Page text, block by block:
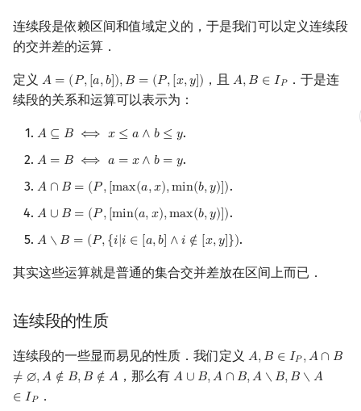
Min_25 筛
Meissel–Lehmer 算法
连分数
Stern–Brocot 树与 Farey
Pell 方程
Prüfer 序列
矩阵树定理
最大团搜索算法
图上随机游走
连续段是依赖区间和值域定义的，于是我们可以定义连续段
的交并差的运算．
定义 𝐴 = (𝑃,[𝑎,𝑏]),𝐵 = (𝑃,[𝑥,𝑦])
A= (P [a,b ]),B=(P,[x,y ) ，且 𝐴,𝐵 ∈ 𝐼𝑃
A,B∈ IP
．于是连
续段的关系和运算可以表示为：
𝐴 ⊆ 𝐵 ⟺ 𝑥 ≤ 𝑎 ∧ 𝑏 ≤ 𝑦
A⊆B ⟺x≤a ∧ b≤ y .
𝐴 = 𝐵 ⟺ 𝑎 = 𝑥∧ 𝑏 = 𝑦
A= B⟺ a=x ∧b=y .
𝐴 ∩ 𝐵 = (𝑃,[max(𝑎,𝑥),min(𝑏,𝑦)])
A∩B =( P,[ max (a,x),min(b,y)]) .
𝐴 ∪ 𝐵 = (𝑃,[min(𝑎,𝑥),max(𝑏,𝑦)])
A∪B=( P,[ min (a,x),max(b,y)]) .
𝐴 ∖ 𝐵 = (𝑃,{𝑖|𝑖 ∈ [𝑎,𝑏] ∧𝑖 ∉ [𝑥,𝑦]})
A∖ B =( P,{i |i∈ [a, b ]∧ i∉[x y] } .
其实这些运算就是普通的集合交并差放在区间上而已．
连续段的性质
连续段的一些显而易见的性质．我们定义 𝐴,𝐵 ∈ 𝐼𝑃 ,𝐴∩ 𝐵
≠ ∅,𝐴 ∉ 𝐵,𝐵 ∉ 𝐴
A,B∈ IP ,A∩B≠ ∅ ,A
，那么有 𝐴 ∪ 𝐵,𝐴 ∩ 𝐵,𝐴 ∖ 𝐵,𝐵 ∖ 𝐴
∈ 𝐼𝑃
A∪B,A∩B,A ∖B,B ∖A∈IP
．